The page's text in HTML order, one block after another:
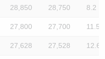
28,850 28,750 8.2
27,800 27,700 11.5
27,628 27,528 12.6